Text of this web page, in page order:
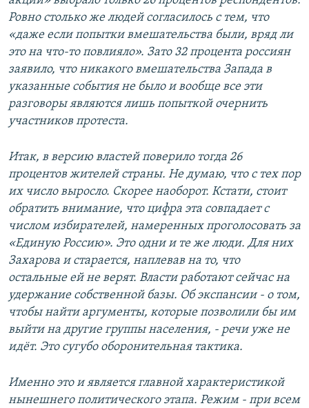
Ровно столько же людей согласилось с тем, что
«даже если попытки вмешательства были, вряд ли
это на что-то повлияло». Зато 32 процента россиян
заявило, что никакого вмешательства Запада в
указанные события не было и вообще все эти
разговоры являются лишь попыткой очернить
участников протеста.
Итак, в версию властей поверило тогда 26
процентов жителей страны. Не думаю, что с тех пор
их число выросло. Скорее наоборот. Кстати, стоит
обратить внимание, что цифра эта совпадает с
числом избирателей, намеренных проголосовать за
«Единую Россию». Это одни и те же люди. Для них
Захарова и старается, наплевав на то, что
остальные ей не верят. Власти работают сейчас на
удержание собственной базы. Об экспансии - о том,
чтобы найти аргументы, которые позволили бы им
выйти на другие группы населения, - речи уже не
идёт. Это сугубо оборонительная тактика.
Именно это и является главной характеристикой
нынешнего политического этапа. Режим - при всем